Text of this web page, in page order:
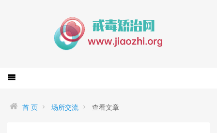
首 页 场所交流 查看文章